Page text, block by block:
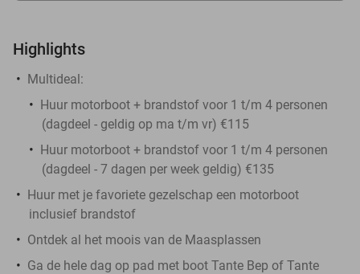
Highlights
Multideal:
Huur motorboot + brandstof voor 1 t/m 4 personen
(dagdeel - geldig op ma t/m vr) €115
Huur motorboot + brandstof voor 1 t/m 4 personen
(dagdeel - 7 dagen per week geldig) €135
Huur met je favoriete gezelschap een motorboot
inclusief brandstof
Ontdek al het moois van de Maasplassen
Ga de hele dag op pad met boot Tante Bep of Tante